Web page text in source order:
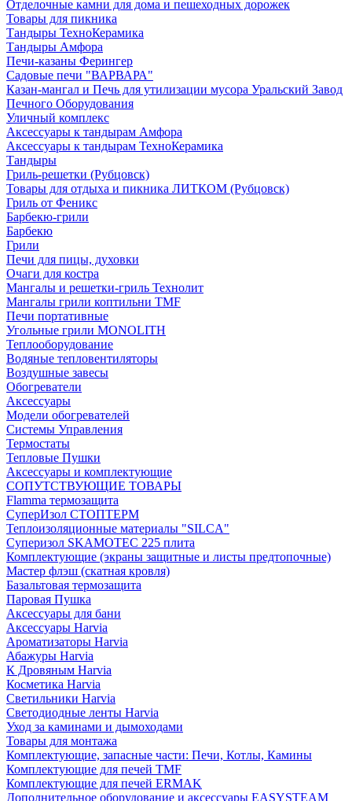
Отделочные камни для дома и пешеходных дорожек
Товары для пикника
Тандыры ТехноКерамика
Тандыры Амфора
Печи-казаны Ферингер
Садовые печи "ВАРВАРА"
Казан-мангал и Печь для утилизации мусора Уральский Завод
Печного Оборудования
Уличный комплекс
Аксессуары к тандырам Амфора
Аксессуары к тандырам ТехноКерамика
Тандыры
Гриль-решетки (Рубцовск)
Товары для отдыха и пикника ЛИТКОМ (Рубцовск)
Гриль от Феникс
Барбекю-грили
Барбекю
Грили
Печи для пицы, духовки
Очаги для костра
Мангалы и решетки-гриль Технолит
Мангалы грили коптильни TMF
Печи портативные
Угольные грили MONOLITH
Теплооборудование
Водяные тепловентиляторы
Воздушные завесы
Обогреватели
Аксессуары
Модели обогревателей
Системы Управления
Термостаты
Тепловые Пушки
Аксессуары и комплектующие
СОПУТСТВУЮЩИЕ ТОВАРЫ
Flamma термозащита
СуперИзол СТОПТЕРМ
Теплоизоляционные материалы "SILCA"
Суперизол SKAMOTEC 225 плита
Комплектующие (экраны защитные и листы предтопочные)
Мастер флэш (скатная кровля)
Базальтовая термозащита
Паровая Пушка
Аксессуары для бани
Аксессуары Harvia
Ароматизаторы Harvia
Абажуры Harvia
К Дровяным Harvia
Косметика Harvia
Светильники Harvia
Светодиодные ленты Harvia
Уход за каминами и дымоходами
Товары для монтажа
Комплектующие, запасные части: Печи, Котлы, Камины
Комплектующие для печей TMF
Комплектующие для печей ERMAK
Дополнительное оборудование и аксессуары EASYSTEAM